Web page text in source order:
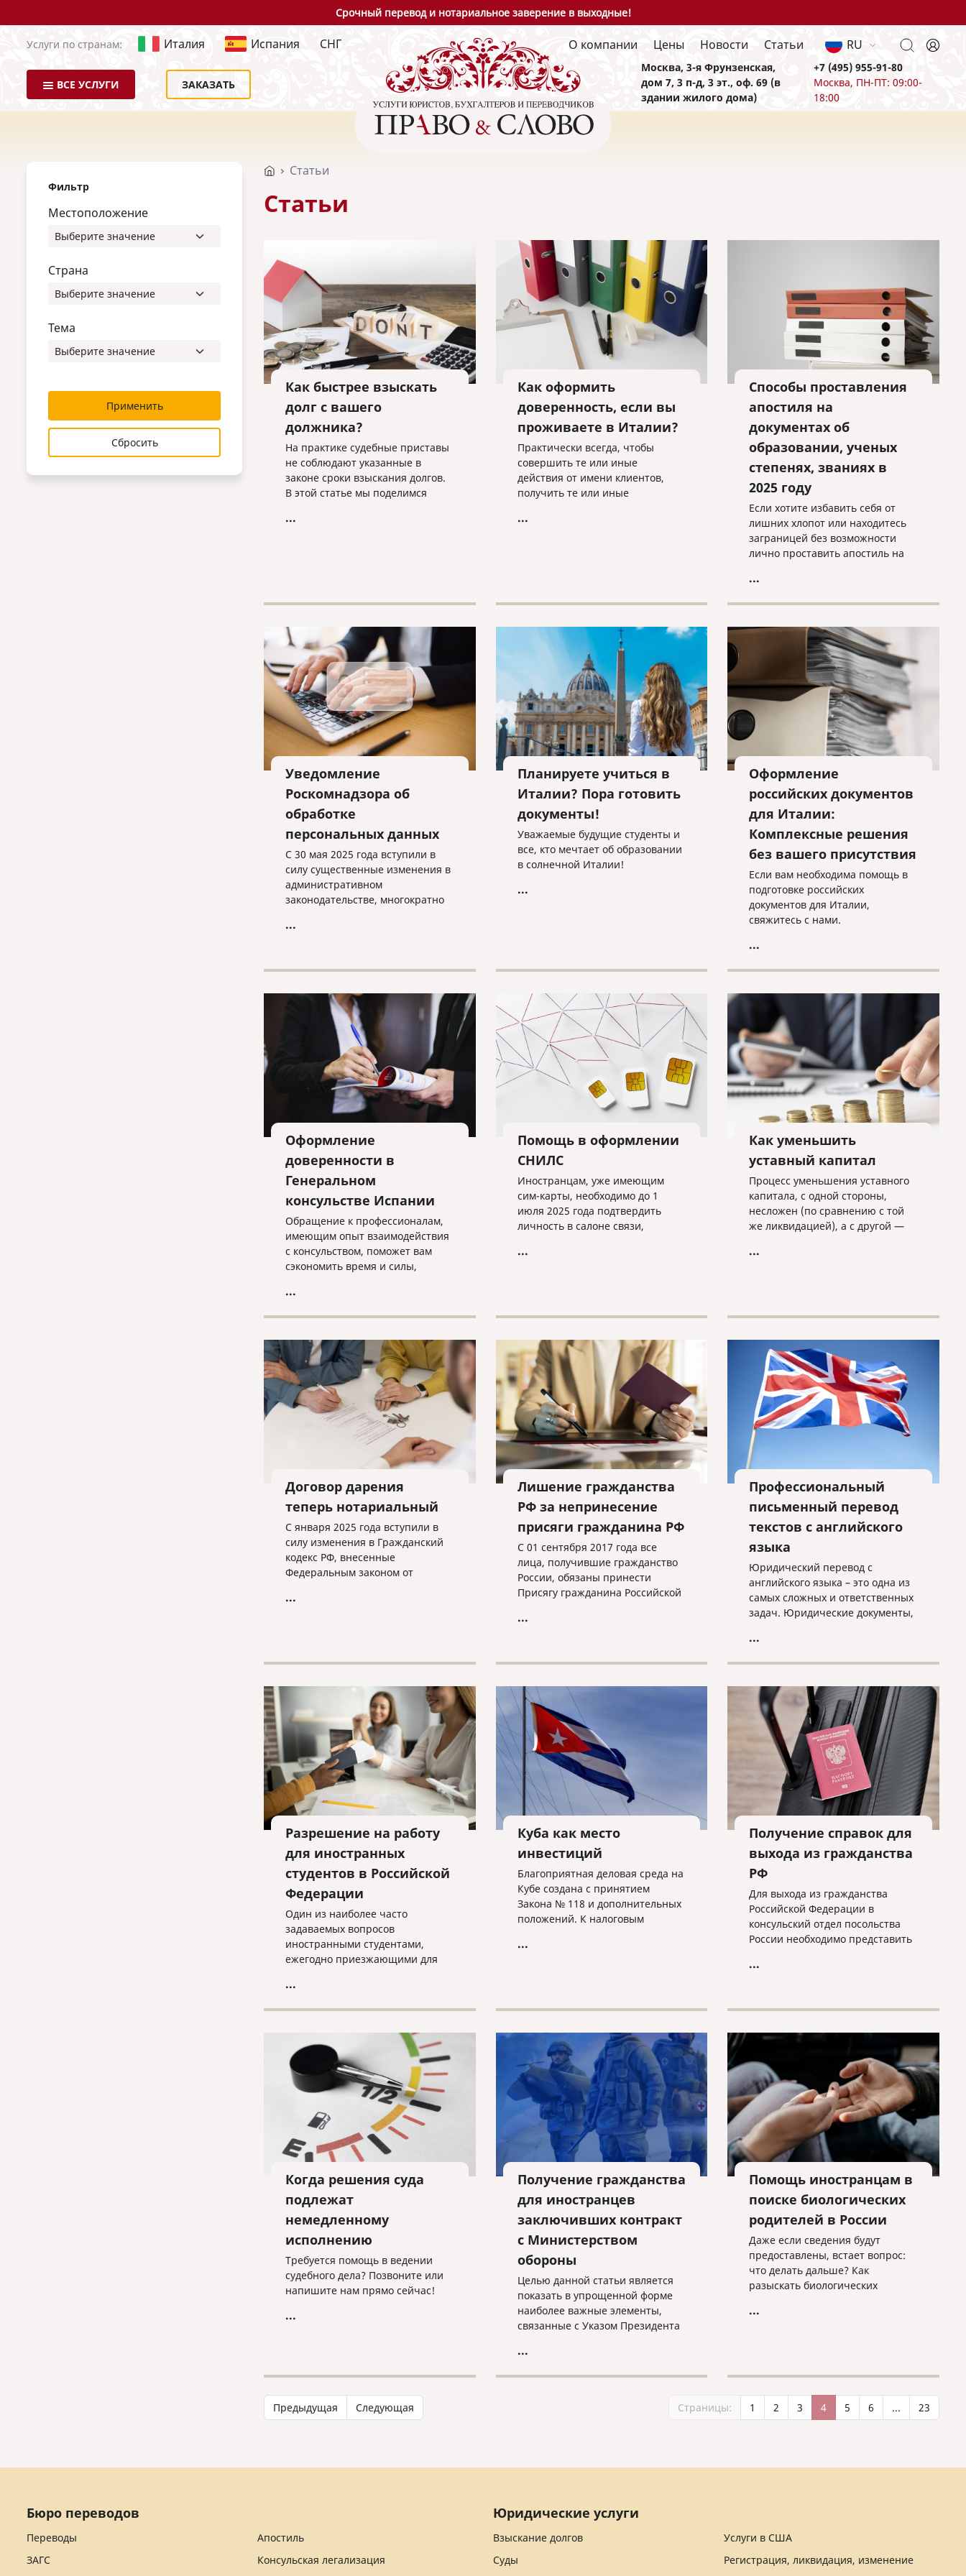
Срочный перевод и нотариальное заверение в выходные!
Услуги по странам: Италия Испания СНГ
ВСЕ УСЛУГИ ЗАКАЗАТЬ
О компании Цены Новости Статьи RU
Москва, 3-я Фрунзенская,
дом 7, 3 п-д, 3 эт., оф. 69 (в
здании жилого дома)
+7 (495) 955-91-80
Москва, ПН-ПТ: 09:00-
18:00
Фильтр
Местоположение
Страна
Тема
Применить
Сбросить
Статьи
Статьи
Как быстрее взыскать
долг с вашего
должника?
На практике судебные приставы
не соблюдают указанные в
законе сроки взыскания долгов.
В этой статье мы поделимся
взаимодействия с приставами,
...
Как оформить
доверенность, если вы
проживаете в Италии?
Практически всегда, чтобы
совершить те или иные
действия от имени клиентов,
получить те или иные
нотариальная доверенность.
...
Способы проставления
апостиля на
документах об
образовании, ученых
степенях, званиях в
2025 году
Если хотите избавить себя от
лишних хлопот или находитесь
заграницей без возможности
лично проставить апостиль на
сотрудники нашей компании с
...
Уведомление
Роскомнадзора об
обработке
персональных данных
С 30 мая 2025 года вступили в
силу существенные изменения в
административном
законодательстве, многократно
нарушения в сфере обработки
...
Планируете учиться в
Италии? Пора готовить
документы!
Уважаемые будущие студенты и
все, кто мечтает об образовании
в солнечной Италии!
...
Оформление
российских документов
для Италии:
Комплексные решения
без вашего присутствия
Если вам необходима помощь в
подготовке российских
документов для Италии,
свяжитесь с нами.
...
Оформление
доверенности в
Генеральном
консульстве Испании
Обращение к профессионалам,
имеющим опыт взаимодействия
с консульством, поможет вам
сэкономить время и силы,
оформление всех необходимых
...
Помощь в оформлении
СНИЛС
Иностранцам, уже имеющим
сим-карты, необходимо до 1
июля 2025 года подтвердить
личность в салоне связи,
данные.
...
Как уменьшить
уставный капитал
Процесс уменьшения уставного
капитала, с одной стороны,
несложен (по сравнению с той
же ликвидацией), а с другой —
которые могут сильно усложнить
...
Договор дарения
теперь нотариальный
С января 2025 года вступили в
силу изменения в Гражданский
кодекс РФ, внесенные
Федеральным законом от
внесении изменения в статью
...
Лишение гражданства
РФ за непринесение
присяги гражданина РФ
С 01 сентября 2017 года все
лица, получившие гражданство
России, обязаны принести
Присягу гражданина Российской
...
Профессиональный
письменный перевод
текстов с английского
языка
Юридический перевод с
английского языка – это одна из
самых сложных и ответственных
задач. Юридические документы,
судебные решения, патенты и
соблюдения юридической
терминологии и норм
законодательства.
...
Разрешение на работу
для иностранных
студентов в Российской
Федерации
Один из наиболее часто
задаваемых вопросов
иностранными студентами,
ежегодно приезжающими для
аспирантуре в Российской
легально трудоустроиться, не
создавая при этом проблем в их
правовом статусе в стране или
могут потерять свои
студенческие визы.
...
Куба как место
инвестиций
Благоприятная деловая среда на
Кубе создана с принятием
Закона № 118 и дополнительных
положений. К налоговым
преимущества, которые
...
Получение справок для
выхода из гражданства
РФ
Для выхода из гражданства
Российской Федерации в
консульский отдел посольства
России необходимо представить
...
Когда решения суда
подлежат
немедленному
исполнению
Требуется помощь в ведении
судебного дела? Позвоните или
напишите нам прямо сейчас!
...
Получение гражданства
для иностранцев
заключивших контракт
с Министерством
обороны
Целью данной статьи является
показать в упрощенной форме
наиболее важные элементы,
связанные с Указом Президента
касающихся приема в
граждан, заключивших контракт
...
Помощь иностранцам в
поиске биологических
родителей в России
Даже если сведения будут
предоставлены, встает вопрос:
что делать дальше? Как
разыскать биологических
номер телефона, собрать хоть
...
Страницы: 1 2 3 4 5 6 ... 23
Предыдущая Следующая
Бюро переводов
Переводы
Апостиль
ЗАГС
Консульская легализация
Юридические услуги
Взыскание долгов
Услуги в США
Суды
Регистрация, ликвидация, изменение